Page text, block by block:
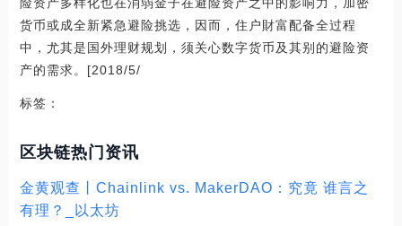
货币或成全新紧急避险挑选，因而，住户財富配备全过程
中，尤其是国外理财规划，须关心数字货币及其别的避险资
产的需求。[2018/5/
标签：
区块链热门资讯
金黄观查丨Chainlink vs. MakerDAO：究竟 谁言之
有理？_以太坊